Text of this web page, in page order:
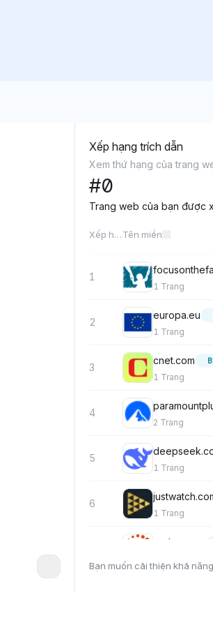
Xếp hạng trích dẫn
Xem thứ hạng của trang
#0
Trang web của bạn được
Xếp hạngTên miền
1
1 Trang
2
europa.eu
1 Trang
3
cnet.com
1 Trang
4
2 Trang
5
1 Trang
6
1 Trang
reuters.com
Bạn muốn cải thiện khả